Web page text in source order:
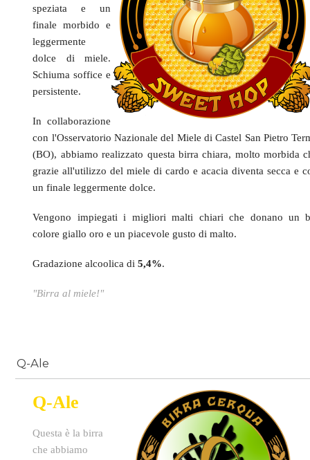
speziata e un
finale morbido e
leggermente
dolce di miele.
Schiuma soffice e
persistente.
In collaborazione
con l'Osservatorio Nazionale del Miele di Castel San Pietro
(BO), abbiamo realizzato questa birra chiara, molto morbida
grazie all'utilizzo del miele di cardo e acacia diventa secca e
un finale leggermente dolce.
Vengono impiegati i migliori malti chiari che donano un
colore giallo oro e un piacevole gusto di malto.
Gradazione alcoolica di5,4%.
"Birra al miele!"
Q-Ale
Q-Ale
Questa è la birra
che abbiamo